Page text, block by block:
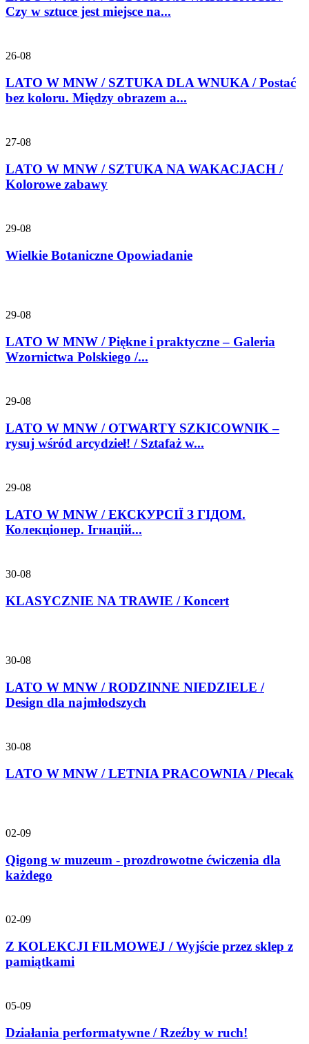
Czy w sztuce jest miejsce na...
26-08
LATO W MNW / SZTUKA DLA WNUKA / Postać
bez koloru. Między obrazem a...
27-08
LATO W MNW / SZTUKA NA WAKACJACH /
Kolorowe zabawy
29-08
Wielkie Botaniczne Opowiadanie
29-08
LATO W MNW / Piękne i praktyczne – Galeria
Wzornictwa Polskiego /...
29-08
LATO W MNW / OTWARTY SZKICOWNIK –
rysuj wśród arcydzieł! / Sztafaż w...
29-08
LATO W MNW / ЕКСКУРСІЇ З ГІДОМ.
Колекціонер. Ігнацій...
30-08
KLASYCZNIE NA TRAWIE / Koncert
30-08
LATO W MNW / RODZINNE NIEDZIELE /
Design dla najmłodszych
30-08
LATO W MNW / LETNIA PRACOWNIA / Plecak
02-09
Qigong w muzeum - prozdrowotne ćwiczenia dla
każdego
02-09
Z KOLEKCJI FILMOWEJ / Wyjście przez sklep z
pamiątkami
05-09
Działania performatywne / Rzeźby w ruch!